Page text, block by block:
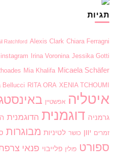
תגיות
Ratchford Alexis Clark Chiara Ferragni
instagram Irina Voronina Jessika Gotti
Mia Khalifa Micaela Schäfer
Bellucci RITA ORA XENIA TCHOUMI
איטליה אפשטיין
גרמניה דוגמנית הדוגמנית
זמרים יוון כושר לטיניות מבוגרות
ספורט פולין פלייבוי פנאי